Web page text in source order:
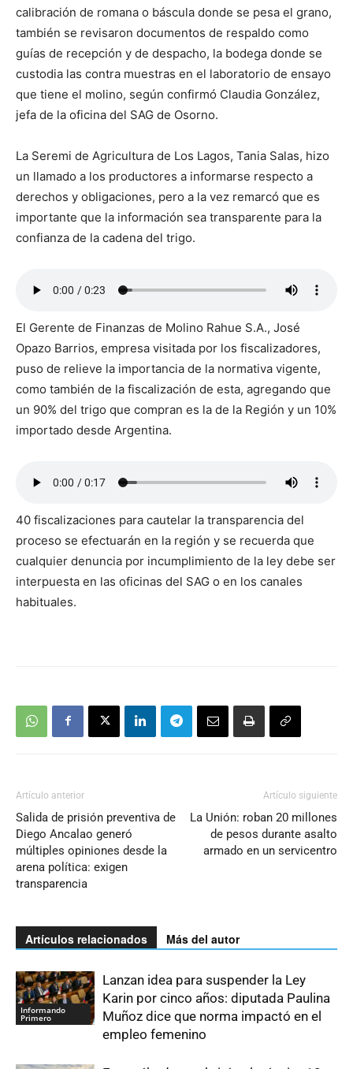
calibración de romana o báscula donde se pesa el grano,
también se revisaron documentos de respaldo como
guías de recepción y de despacho, la bodega donde se
custodia las contra muestras en el laboratorio de ensayo
que tiene el molino, según confirmó Claudia González,
jefa de la oficina del SAG de Osorno.
La Seremi de Agricultura de Los Lagos, Tania Salas, hizo
un llamado a los productores a informarse respecto a
derechos y obligaciones, pero a la vez remarcó que es
importante que la información sea transparente para la
confianza de la cadena del trigo.
El Gerente de Finanzas de Molino Rahue S.A., José
Opazo Barrios, empresa visitada por los fiscalizadores,
puso de relieve la importancia de la normativa vigente,
como también de la fiscalización de esta, agregando que
un 90% del trigo que compran es la de la Región y un 10%
importado desde Argentina.
40 fiscalizaciones para cautelar la transparencia del
proceso se efectuarán en la región y se recuerda que
cualquier denuncia por incumplimiento de la ley debe ser
interpuesta en las oficinas del SAG o en los canales
habituales.
Artículo anterior
Salida de prisión preventiva de
Diego Ancalao generó
múltiples opiniones desde la
arena política: exigen
transparencia
Artículo siguiente
La Unión: roban 20 millones
de pesos durante asalto
armado en un servicentro
Artículos relacionados Más del autor
Informando
Primero
Lanzan idea para suspender la Ley
Karin por cinco años: diputada Paulina
Muñoz dice que norma impactó en el
empleo femenino